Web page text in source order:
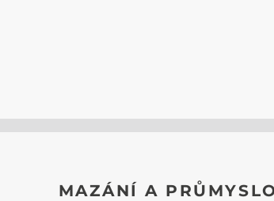
MAZÁNÍ A